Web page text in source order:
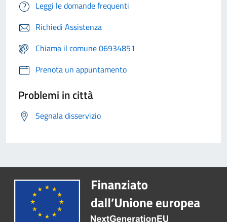
Leggi le domande frequenti
Richiedi Assistenza
Chiama il comune 06934851
Prenota un appuntamento
Problemi in città
Segnala disservizio